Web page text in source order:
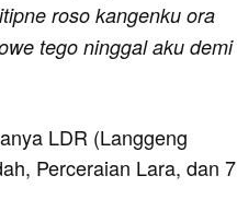
roso kangenku ora
tego ninggal aku demi
LDR (Langgeng
Perceraian Lara, dan 7